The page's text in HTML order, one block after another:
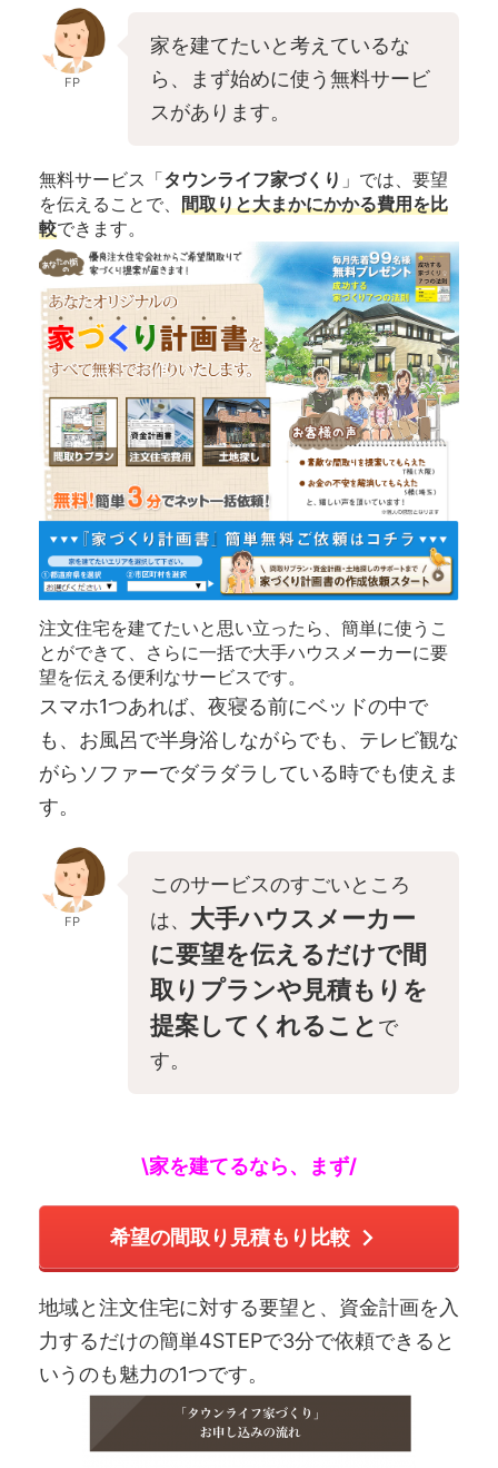
FP
家を建てたいと考えているな
ら、まず始めに使う無料サービ
スがあります。
無料サービス「タウンライフ家づくり 」では、要望
を伝えることで、 間取りと大まかにかかる費用を比
較できます。
注文住宅を建てたいと思い立ったら、簡単に使うこ
とができて、さらに一括で大手ハウスメーカーに要
望を伝える便利なサービスです。
スマホ1つあれば、夜寝る前にベッドの中で
も、お風呂で半身浴しながらでも、テレビ観な
がらソファーでダラダラしている時でも使えま
す。
FP
このサービスのすごいところ
は、 大手ハウスメーカー
に要望を伝えるだけで間
取りプランや見積もりを
提案してくれること で
す。
\家を建てるなら、まず/
希望の間取り見積もり比較
地域と注文住宅に対する要望と、資金計画を入
力するだけの簡単4STEPで3分で依頼できると
いうのも魅力の1つです。